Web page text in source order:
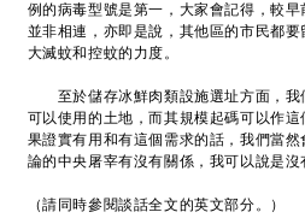
例的病毒型號是第一，大家會記得，較
並非相連，亦即是說，其他區的市民都
大滅蚊和控蚊的力度。
至於儲存冰鮮肉類設施選址方面，我
可以使用的土地，而其規模起碼可以作
果證實有用和有這個需求的話，我們當
論的中央屠宰有沒有關係，我可以說是沒
（請同時參閱談話全文的英文部分。）